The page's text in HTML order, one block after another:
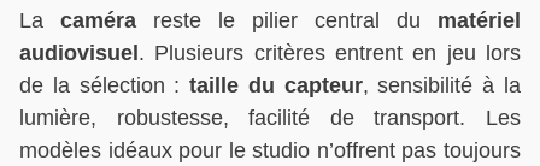
La caméra reste le pilier central du matériel
audiovisuel. Plusieurs critères entrent en jeu lors
de la sélection :taille du capteur, sensibilité à la
lumière, robustesse, facilité de transport. Les
modèles idéaux pour le studio n’offrent pas toujours